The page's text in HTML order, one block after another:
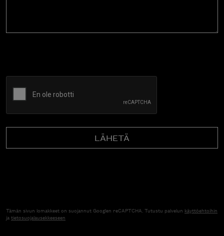
Tämän sivun lomakkeet on suojannut Googlen reCAPTCHA. Tutustu palvelun käyttöehtoihin
jatietosuojalausekkeeseen